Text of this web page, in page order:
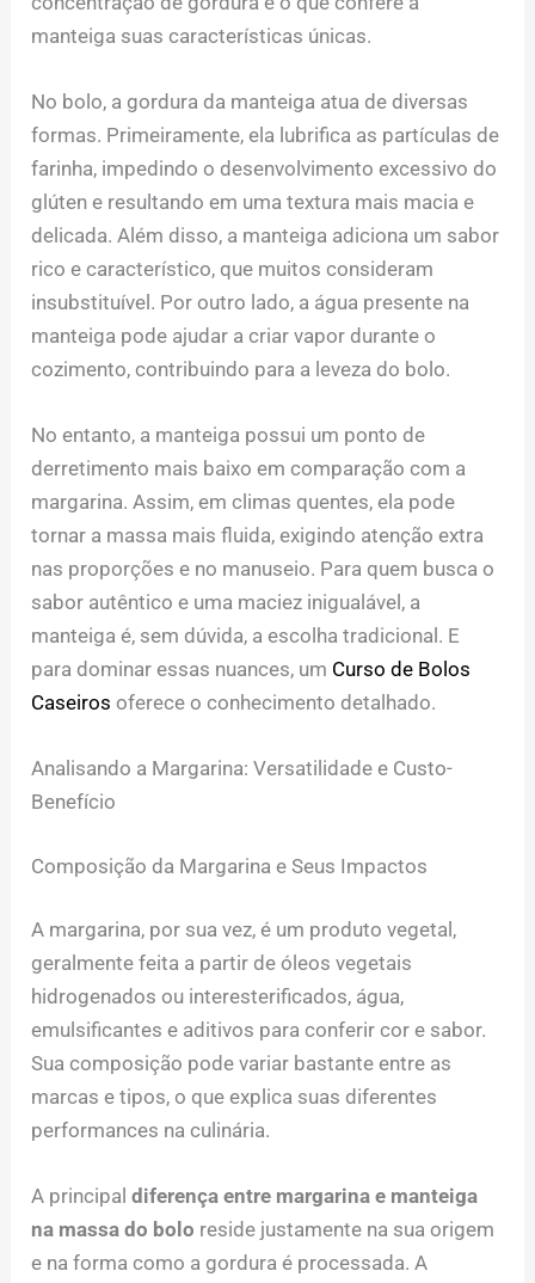
manteiga suas características únicas.
No bolo, a gordura da manteiga atua de diversas
formas. Primeiramente, ela lubrifica as partículas de
farinha, impedindo o desenvolvimento excessivo do
glúten e resultando em uma textura mais macia e
delicada. Além disso, a manteiga adiciona um sabor
rico e característico, que muitos consideram
insubstituível. Por outro lado, a água presente na
manteiga pode ajudar a criar vapor durante o
cozimento, contribuindo para a leveza do bolo.
No entanto, a manteiga possui um ponto de
derretimento mais baixo em comparação com a
margarina. Assim, em climas quentes, ela pode
tornar a massa mais fluida, exigindo atenção extra
nas proporções e no manuseio. Para quem busca o
sabor autêntico e uma maciez inigualável, a
manteiga é, sem dúvida, a escolha tradicional. E
para dominar essas nuances, um Curso de Bolos
Caseiros oferece o conhecimento detalhado.
Analisando a Margarina: Versatilidade e Custo-
Benefício
Composição da Margarina e Seus Impactos
A margarina, por sua vez, é um produto vegetal,
geralmente feita a partir de óleos vegetais
hidrogenados ou interesterificados, água,
emulsificantes e aditivos para conferir cor e sabor.
Sua composição pode variar bastante entre as
marcas e tipos, o que explica suas diferentes
performances na culinária.
A principaldiferença entre margarina e manteiga
na massa do bolo reside justamente na sua origem
e na forma como a gordura é processada. A